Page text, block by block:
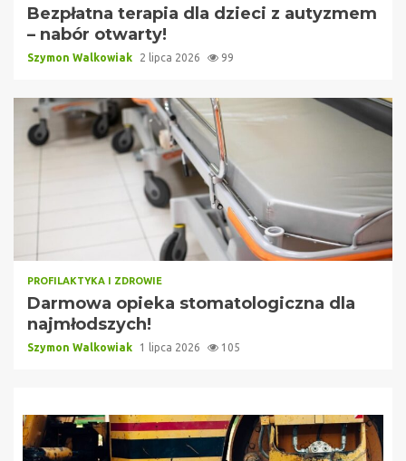
Bezpłatna terapia dla dzieci z autyzmem
– nabór otwarty!
Szymon Walkowiak 2 lipca 2026 99
PROFILAKTYKA I ZDROWIE
Darmowa opieka stomatologiczna dla
najmłodszych!
Szymon Walkowiak 1 lipca 2026 105